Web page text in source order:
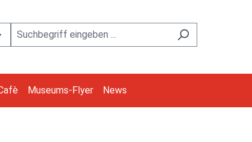
Museums-Flyer News